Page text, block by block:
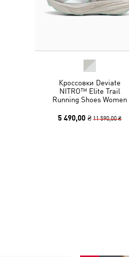
Кроссовки Deviate
NITRO™ Elite Trail
Running Shoes Women
5 490,00 ₴ 11 590,00 ₴